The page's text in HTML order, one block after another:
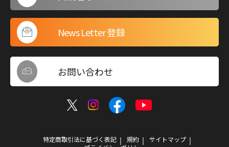
特定商取引法に基づく表記 規約
サイトマップ
News Letter 登録
お問い合わせ